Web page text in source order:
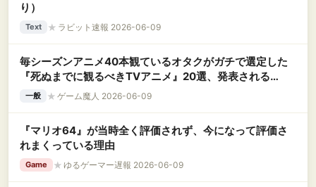
り）
Text ★ ラビット速報 2026-06-09
毎シーズンアニメ40本観ているオタクがガチで選定した
『死ぬまでに観るべきTVアニメ』20選、発表される
www
一般 ★ ゲーム魔人 2026-06-09
『マリオ64』が当時全く評価されず、今になって評価さ
れまくっている理由
Game ★ ゆるゲーマー遅報 2026-06-09